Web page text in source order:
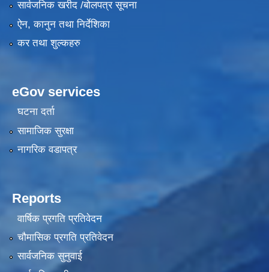
सार्वजनिक खरीद /बोलपत्र सूचना
ऐन, कानुन तथा निर्देशिका
कर तथा शुल्कहरु
eGov services
घटना दर्ता
सामाजिक सुरक्षा
नागरिक वडापत्र
Reports
वार्षिक प्रगति प्रतिवेदन
चौमासिक प्रगति प्रतिवेदन
सार्वजनिक सुनुवाई